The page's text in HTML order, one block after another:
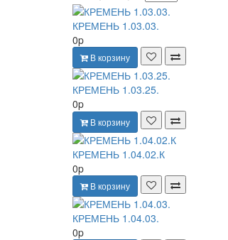
КРЕМЕНЬ 1.03.03.
0p
В корзину
КРЕМЕНЬ 1.03.25.
0p
В корзину
КРЕМЕНЬ 1.04.02.К
0p
В корзину
КРЕМЕНЬ 1.04.03.
0p